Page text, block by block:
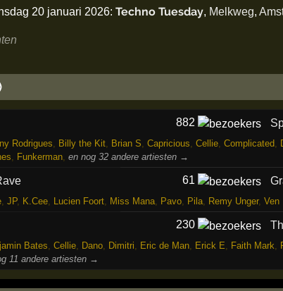
20 januari 2026: Techno Tuesday, Melkweg,
882
Rodrigues Billy the Kit, Brian S Capricious Cellie, Complicated
Funkerman, en nog 32 andere artiesten →
61
, JP, K.Cee, Lucien Foort, Miss Mana, Pavo, Pila, Remy Unger, Ven
230
Bates Cellie, Dano, Dimitri Eric de Man, Erick E Faith Mark
11 andere artiesten →